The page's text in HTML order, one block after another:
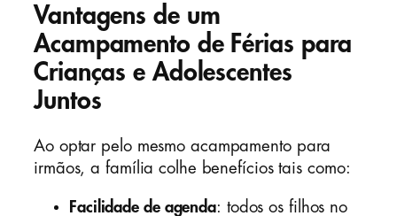
Vantagens de um
Acampamento de Férias para
Crianças e Adolescentes
Juntos
Ao optar pelo mesmo acampamento para
irmãos, a família colhe benefícios tais como:
Facilidade de agenda: todos os filhos no